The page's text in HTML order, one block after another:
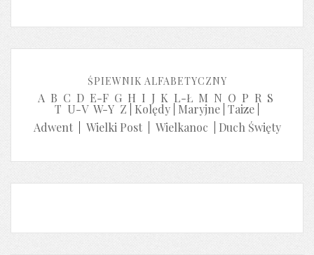
ŚPIEWNIK ALFABETYCZNY
A B C D E-F G H I J K L-Ł M N O P R S
T U-V W-Y Z Kolędy Maryjne Taize
Adwent| Wielki Post| Wielkanoc Duch Święty